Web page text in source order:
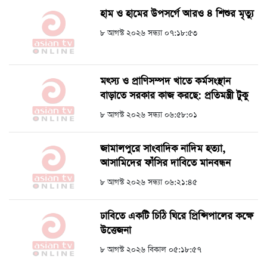
হাম ও হামের উপসর্গে আরও ৪ শিশুর মৃত্যু
৮ আগস্ট ২০২৬ সন্ধ্যা ০৭:১৮:৫৩
মৎস্য ও প্রাণিসম্পদ খাতে কর্মসংস্থান
বাড়াতে সরকার কাজ করছে: প্রতিমন্ত্রী টুকু
৮ আগস্ট ২০২৬ সন্ধ্যা ০৬:৫৮:০১
জামালপুরে সাংবাদিক নাদিম হত্যা,
আসামিদের ফাঁসির দাবিতে মানবন্ধন
৮ আগস্ট ২০২৬ সন্ধ্যা ০৬:২১:৪৫
ঢাবিতে একটি চিঠি ঘিরে প্রিন্সিপালের কক্ষে
উত্তেজনা
৮ আগস্ট ২০২৬ বিকাল ০৫:১৮:৫৭